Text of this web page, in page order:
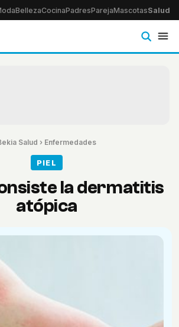
BellezaCocinaPadresParejaMascotasSalud
Salud › Enfermedades
PIEL
la dermatitis
atópica